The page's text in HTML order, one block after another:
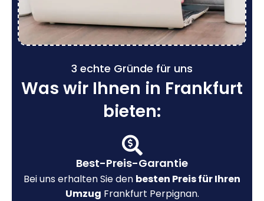
3 echte Gründe für uns
Was wir Ihnen in Frankfurt
bieten:
Best-Preis-Garantie
Bei uns erhalten Sie den besten Preis für Ihren
Umzug Frankfurt Perpignan.